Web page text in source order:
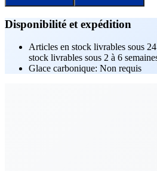
Disponibilité et expédition
Articles en stock livrables sous
stock livrables sous 2 à 6
Glace carbonique: Non requis